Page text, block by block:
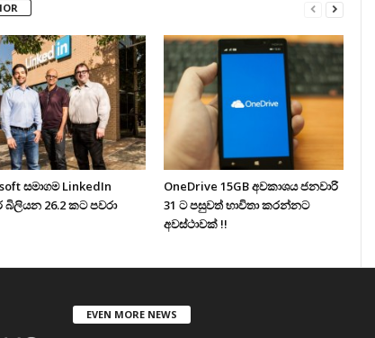
සමාගම LinkedIn
26.2 කට පවරා
OneDrive 15GB අවකාශය ජනවාරි
31 ට පසුවත් භාවිතා කරන්නට
අවස්ථාවක් !!
EVEN MORE NEWS